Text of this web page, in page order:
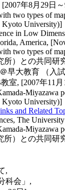
年8月29日
two types of
University)]
in Low
America,
two types of
所）との共同研
＠早大教育 （入
室, [2007年11月
Miyazawa
University)]
and Related
The
Miyazawa
所）との共同研
,
科会」,